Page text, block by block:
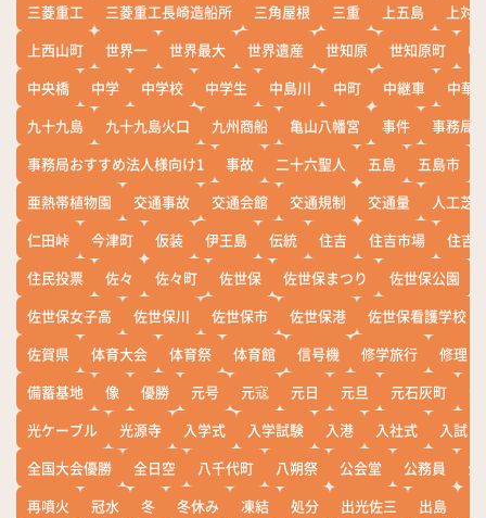
三菱重工
三菱重工長崎造船所 三角屋根 三重 上五島
上対
上西山町
世界一 世界最大 世界遺産 世知原 世知原町
中
中央橋
中学 中学校 中学生 中島川 中町 中継車
中華
九十九島
九十九島火口 九州商船 亀山八幡宮 事件
事務局
事務局おすすめ法人様向け1
事故 二十六聖人 五島 五島市
亜熱帯植物園
交通事故 交通会館 交通規制 交通量
人工芝
仁田峠
今津町 仮装 伊王島 伝統 住吉 住吉市場
住吉
住民投票
佐々 佐々町 佐世保 佐世保まつり 佐世保公園
佐世保女子高
佐世保川 佐世保市 佐世保港
佐世保看護学校
佐賀県
体育大会 体育祭 体育館 信号機 修学旅行
修理
備蓄基地
像 優勝 元号 元寇 元日 元旦 元石灰町
光ケーブル
光源寺 入学式 入学試験 入港 入社式
入試
全国大会優勝
全日空 八千代町 八朔祭 公会堂 公務員
公
再噴火
冠水 冬 冬休み 凍結 処分 出光佐三 出島